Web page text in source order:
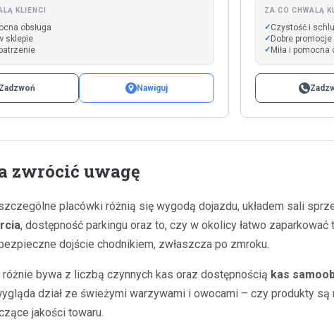
KLIENCI
obsługa
sklepie
Zadzwoń Nawiguj
ZA CO CHWALĄ
Czystość i
Dobre
Miła i pomocna
zwrócić uwagę
placówki różnią się wygodą dojazdu, układem sali
, dostępność parkingu oraz to, czy w okolicy łatwo
dojście chodnikiem, zwłaszcza po zmroku.
bywa z liczbą czynnych kas oraz dostępnością kas
dział ze świeżymi warzywami i owocami – czy produkty są
jakości towaru.